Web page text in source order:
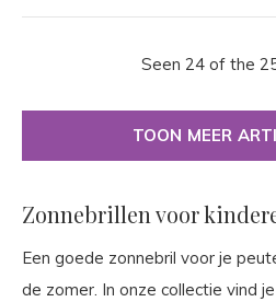
Seen 24 of the
TOON MEER
Zonnebrillen voor
Een goede zonnebril voor je
de zomer. In onze collectie vind